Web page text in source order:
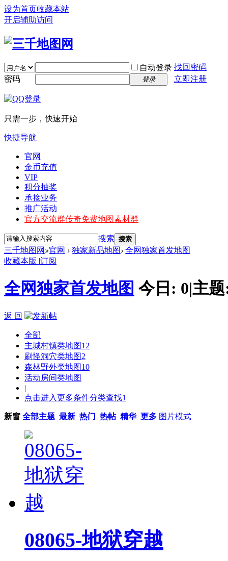
设为首页收藏本站
开启辅助访问
自动登录 找回密码
密码
登录 立即注册
只需一步，快速开始
快捷导航
官网
金币充值
VIP
积分抽奖
承接业务
推广活动
官方交流群传奇免费地图素材群
搜索 搜索
三千地图网 »官网 › 独家新品地图› 全网独家首发地图
收藏本版 |订阅
全网独家首发地图 今日: 0|主
返 回
全部
主城村镇类地图12
刷怪洞穴类地图2
森林野外类地图10
活动房间类地图
|
点击进入更多条件分类查找1
新窗 全部主题 最新 热门 热帖 精华 更多 图片模式
08065-地狱穿越